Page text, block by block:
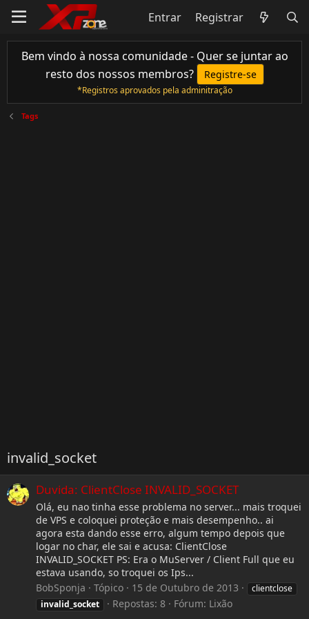
Entrar Registrar
Bem vindo à nossa comunidade - Quer se juntar ao
resto dos nossos membros?
Registre-se
*Registros aprovados pela adminitração
Tags
invalid_socket
Duvida: ClientClose INVALID_SOCKET
Olá, eu nao tinha esse problema no server... mais troquei
de VPS e coloquei proteção e mais desempenho.. ai
agora esta dando esse erro, algum tempo depois que
logar no char, ele sai e acusa: ClientClose
INVALID_SOCKET PS: Era o MuServer / Client Full que eu
estava usando, so troquei os Ips...
BobSponja
Tópico 15 de Outubro de 2013
clientclose
invalid_socket
Repostas: 8 Fórum: Lixão